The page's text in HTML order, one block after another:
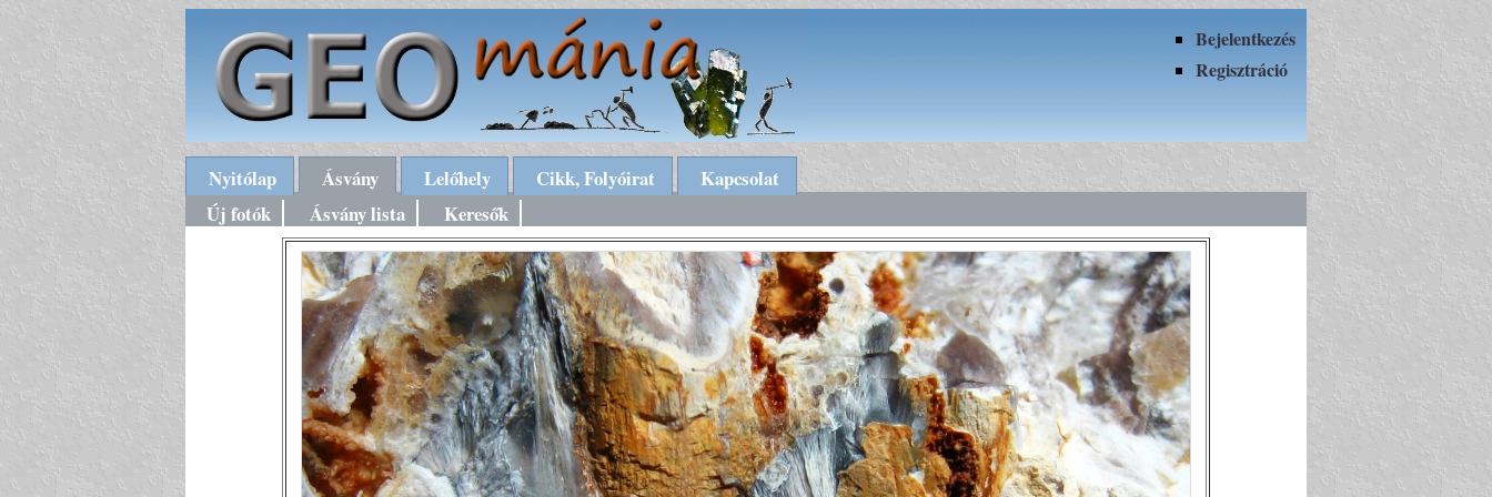
Bejelentkezés
Regisztráció
Nyitólap Ásvány Lelőhely Cikk, Folyóirat
Kapcsolat
Új fotók
Ásvány lista Keresők